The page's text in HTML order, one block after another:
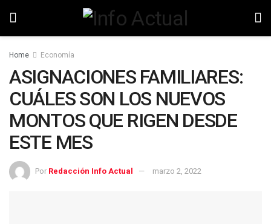
Home Economía
ASIGNACIONES FAMILIARES:
CUÁLES SON LOS NUEVOS
MONTOS QUE RIGEN DESDE
ESTE MES
Por Redacción Info Actual marzo 2, 2022